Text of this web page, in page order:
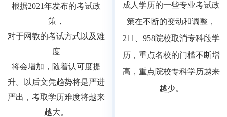
根据2021年发布的考试政
策，
对于网教的考试方式以及难
度
将会增加，随着认可度提
升。以后文凭趋势将是严进
严出，考取学历难度将越来
越大。
成人学历的一些专业考试政
策在不断的变动和调整，
211、958院校取消专科段学
历，重点名校的门槛不断增
高，重点院校专科学历越来
越少。